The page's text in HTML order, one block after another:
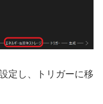
定し、トリガーに移